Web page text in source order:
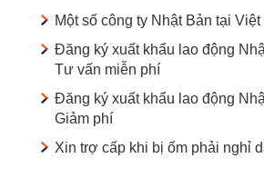
Một số công ty Nhật Bản tại Việt
Đăng ký xuất khẩu lao động
Tư vấn miễn phí
Đăng ký xuất khẩu lao động
Giảm phí
Xin trợ cấp khi bị ốm phải nghỉ